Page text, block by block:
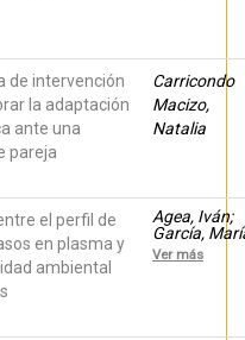
de intervención
la adaptación
ante una
pareja
Carricondo
Macizo,
Natalia
el perfil de
en plasma y
ambiental
Agea, Iván;
García,
de la Luz;
Muelas,
Helen;
Ver más